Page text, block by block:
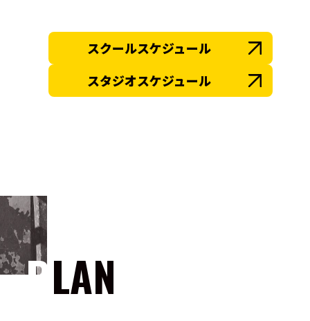
スクールスケジュール
スタジオスケジュール
PLAN